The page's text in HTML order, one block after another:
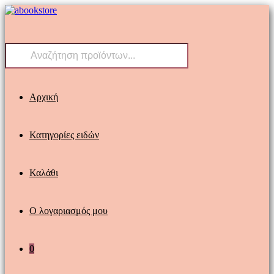
Skip
Products
Αρχική
Κατηγορίες ειδών
Καλάθι
Ο λογαριασμός μου
0